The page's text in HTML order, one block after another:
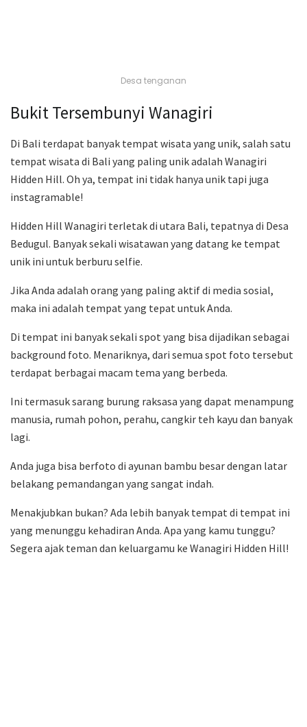
Desa tenganan
Bukit Tersembunyi Wanagiri
Di Bali terdapat banyak tempat wisata yang unik, salah satu
tempat wisata di Bali yang paling unik adalah Wanagiri
Hidden Hill. Oh ya, tempat ini tidak hanya unik tapi juga
instagramable!
Hidden Hill Wanagiri terletak di utara Bali, tepatnya di Desa
Bedugul. Banyak sekali wisatawan yang datang ke tempat
unik ini untuk berburu selfie.
Jika Anda adalah orang yang paling aktif di media sosial,
maka ini adalah tempat yang tepat untuk Anda.
Di tempat ini banyak sekali spot yang bisa dijadikan sebagai
background foto. Menariknya, dari semua spot foto tersebut
terdapat berbagai macam tema yang berbeda.
Ini termasuk sarang burung raksasa yang dapat menampung
manusia, rumah pohon, perahu, cangkir teh kayu dan banyak
lagi.
Anda juga bisa berfoto di ayunan bambu besar dengan latar
belakang pemandangan yang sangat indah.
Menakjubkan bukan? Ada lebih banyak tempat di tempat ini
yang menunggu kehadiran Anda. Apa yang kamu tunggu?
Segera ajak teman dan keluargamu ke Wanagiri Hidden Hill!